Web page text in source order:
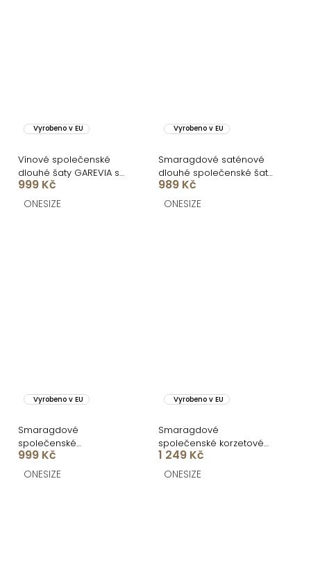
Vyrobeno v EU
Vínové společenské
dlouhé šaty GAREVIA s
rozparkem
999 Kč
ONESIZE
Vyrobeno v EU
Smaragdové saténové
dlouhé společenské šaty
CELESTIA s vlečkou
989 Kč
ONESIZE
Vyrobeno v EU
Smaragdové
společenské
asymetrické šaty
GAREVIA s rozparkem
999 Kč
ONESIZE
Vyrobeno v EU
Smaragdové
společenské korzetové
šaty ZONTIRE
1 249 Kč
ONESIZE